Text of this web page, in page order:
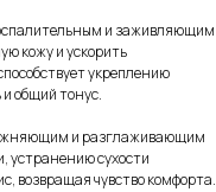
и заживляющим
кожу и ускорить
укреплению
общий тонус.
и разглаживающим
устранению сухости
возвращая чувство комфорта.